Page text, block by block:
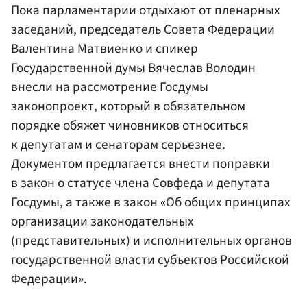
Пока парламентарии отдыхают от пленарных
заседаний, председательСовета Федерации
Валентина Матвиенкои спикер
Государственной думы Вячеслав Володин
внесли на рассмотрение Госдумы
законопроект, который в обязательном
порядке обяжет чиновников относиться
к депутатам и сенаторам серьезнее.
Документом предлагается внести поправки
в закон о статусе члена Совфеда и депутата
Госдумы, а также в закон «Об общих принципах
организации законодательных
(представительных) и исполнительных органов
государственной власти субъектов Российской
Федерации».